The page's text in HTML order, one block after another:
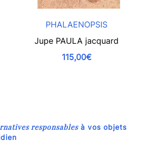
PHALAENOPSIS
Jupe PAULA jacquard
115,00€
responsablesà vos objets